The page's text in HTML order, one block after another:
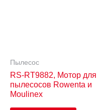
Пылесос
RS-RT9882, Мотор для
пылесосов Rowenta и
Moulinex